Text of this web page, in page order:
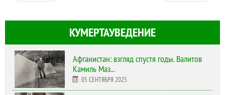
КУМЕРТАУВЕДЕНИЕ
Афганистан: взгляд спустя годы. Валитов
Камиль Маз...
05 СЕНТЯБРЯ 2025